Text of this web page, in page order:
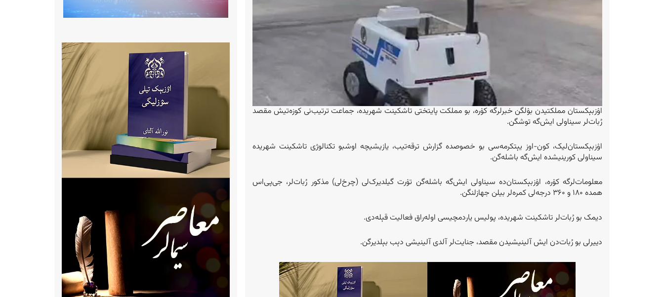
اۉزبېکستان مملکتیدن بۉلگن خبرلرگه کۉره، بو مملکت پایتختی تاشکینت شهریده، جماعت ترتیب‌نی کوزه‌تیش مقصد
رُبات‌لر سیناولی ایش‌گه توشگن.
اۉزبېکستان‌لیک، کون-اوز یېتکرمه‌سی بو خصوصده گزارش ترقه‌تیب، یازیشیچه اوشبو تکنالوژی تاشکینت‌ شهریده
سیناولی کورینیشده ایش‌گه باشله‌گن.
معلومات‌لرگه کۉره، اۉزبېکستان‌ده سیناولی ایش‌گه باشله‌گن تۉرت گیلدیرک‌لی (چرخ‌لی) مذکور رُبات‌لر، جی‌پی‌اس
همده ۱۸۰ و ۳۶۰ درجه‌لی کمره‌لر بیلن جهازلنگن.
دیمک بو رُبات‌لر تاشکینت‌ شهریده، پولیس یاردمچیسی اوله‌راق فعالیت قېله‌دی.
دییرلی بو رُبات‌دن ایش آلینیشیدن مقصد، جنایت‌لر آلدی آلینیشی دېب بېلدیرگن.